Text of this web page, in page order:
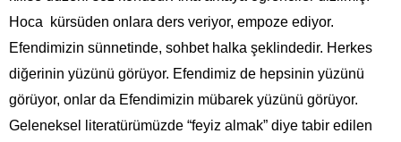
Hoca kürsüden onlara ders veriyor, empoze ediyor.
Efendimizin sünnetinde, sohbet halka şeklindedir. Herkes
diğerinin yüzünü görüyor. Efendimiz de hepsinin yüzünü
görüyor, onlar da Efendimizin mübarek yüzünü görüyor.
Geleneksel literatürümüzde “feyiz almak” diye tabir edilen